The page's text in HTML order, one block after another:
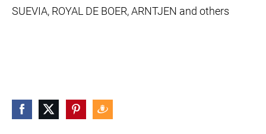
SUEVIA, ROYAL DE BOER, ARNTJEN and others